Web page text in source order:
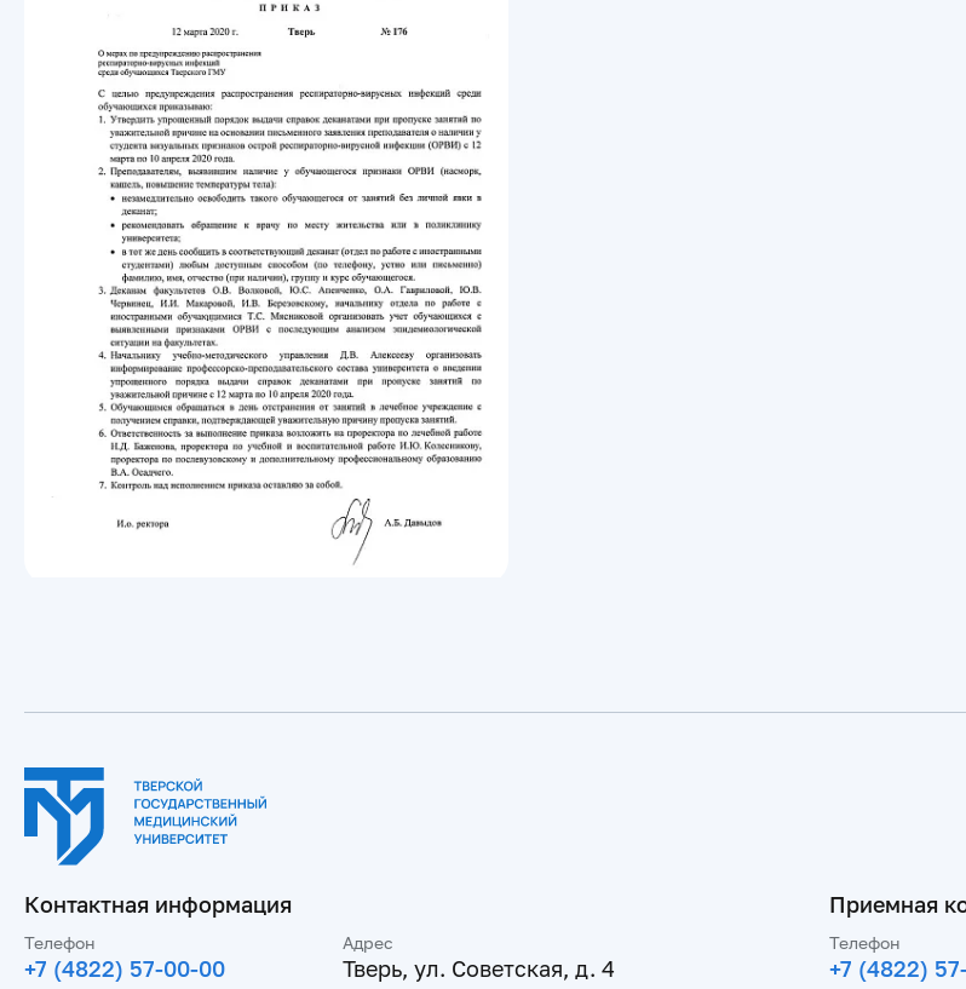
Контактная информация
Телефон
+7 (4822) 57-00-00
Адрес
Тверь, ул. Советская, д. 4
Приемная
Телефон
+7 (4822)